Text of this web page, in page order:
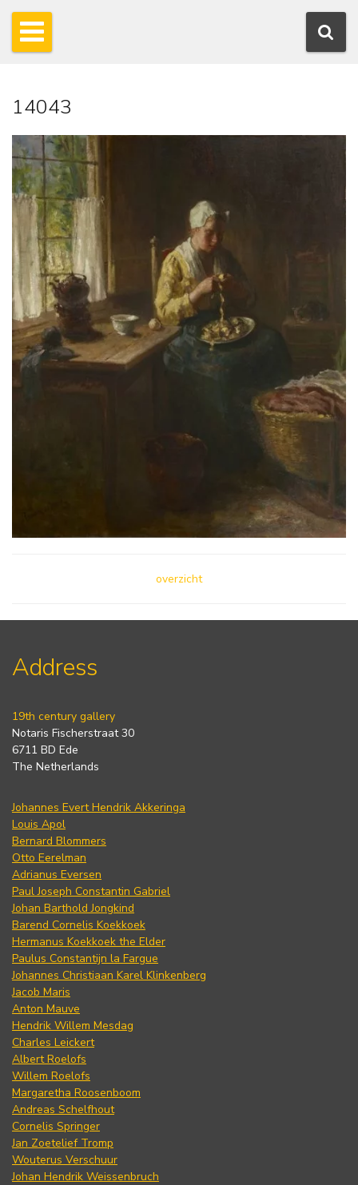
14043
overzicht
Address
19th century gallery
Notaris Fischerstraat 30
6711 BD Ede
The Netherlands
Johannes Evert Hendrik Akkeringa
Louis Apol
Bernard Blommers
Otto Eerelman
Adrianus Eversen
Paul Joseph Constantin Gabriel
Johan Barthold Jongkind
Barend Cornelis Koekkoek
Hermanus Koekkoek the Elder
Paulus Constantijn la Fargue
Johannes Christiaan Karel Klinkenberg
Jacob Maris
Anton Mauve
Hendrik Willem Mesdag
Charles Leickert
Albert Roelofs
Willem Roelofs
Margaretha Roosenboom
Andreas Schelfhout
Cornelis Springer
Jan Zoetelief Tromp
Wouterus Verschuur
Johan Hendrik Weissenbruch